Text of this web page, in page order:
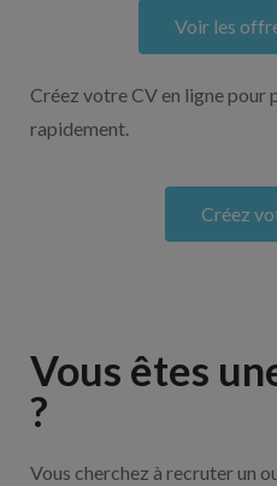
Voir les
Créez votre CV en ligne pour
rapidement.
Créez
Vous êtes
?
Vous cherchez à recruter un